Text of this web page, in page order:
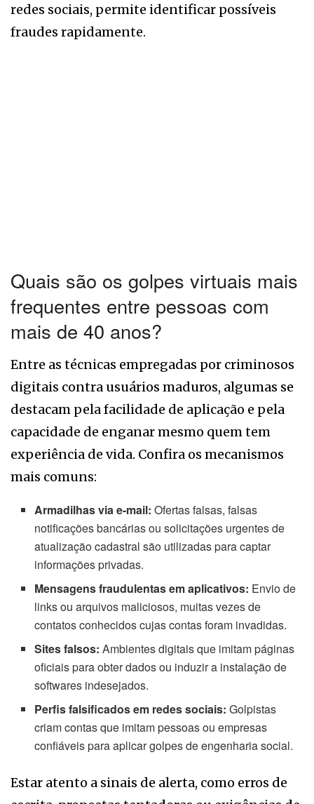
redes sociais, permite identificar possíveis
fraudes rapidamente.
Quais são os golpes virtuais mais
frequentes entre pessoas com
mais de 40 anos?
Entre as técnicas empregadas por criminosos
digitais contra usuários maduros, algumas se
destacam pela facilidade de aplicação e pela
capacidade de enganar mesmo quem tem
experiência de vida. Confira os mecanismos
mais comuns:
Armadilhas via e-mail: Ofertas falsas, falsas
notificações bancárias ou solicitações urgentes de
atualização cadastral são utilizadas para captar
informações privadas.
Mensagens fraudulentas em aplicativos: Envio de
links ou arquivos maliciosos, muitas vezes de
contatos conhecidos cujas contas foram invadidas.
Sites falsos: Ambientes digitais que imitam páginas
oficiais para obter dados ou induzir a instalação de
softwares indesejados.
Perfis falsificados em redes sociais: Golpistas
criam contas que imitam pessoas ou empresas
confiáveis para aplicar golpes de engenharia social.
Estar atento a sinais de alerta, como erros de